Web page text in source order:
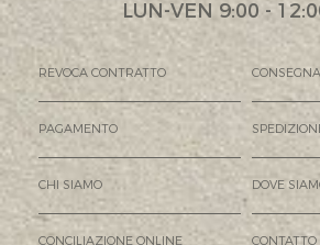
LUN-VEN 9:00 -
REVOCA CONTRATTO CONSEGNA
PAGAMENTO
CHI SIAMO DOVE
CONCILIAZIONE ONLINE CONTATTO